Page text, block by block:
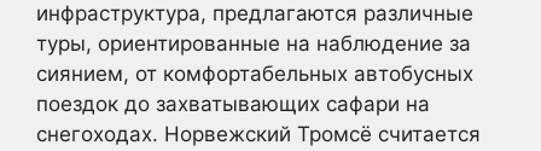
инфраструктура, предлагаются различные
туры, ориентированные на наблюдение за
сиянием, от комфортабельных автобусных
поездок до захватывающих сафари на
снегоходах. Норвежский Тромсё считается